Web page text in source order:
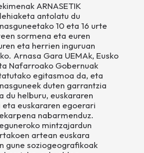
ARNASETIK
antolatu du
10 eta 16 urte
sormena eta euren
eta herrien inguruan
Arnasa Gara UEMAk, Eusko
Nafarroako Gobernuak
egitasmoa da, eta
duten garrantzia
du helburu, euskararen
euskararen egoerari
nabarmenduz.
mintzajardun
artean euskara
gune soziogeografikoak